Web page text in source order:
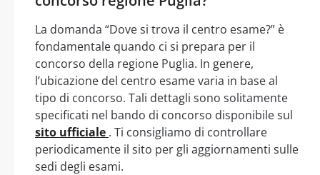
La domanda “Dove si trova il centro esame?” è
fondamentale quando ci si prepara per il
concorso della regione Puglia. In genere,
l’ubicazione del centro esame varia in base al
tipo di concorso. Tali dettagli sono solitamente
specificati nel bando di concorso disponibile sul
sito ufficiale . Ti consigliamo di controllare
periodicamente il sito per gli aggiornamenti sulle
sedi degli esami.